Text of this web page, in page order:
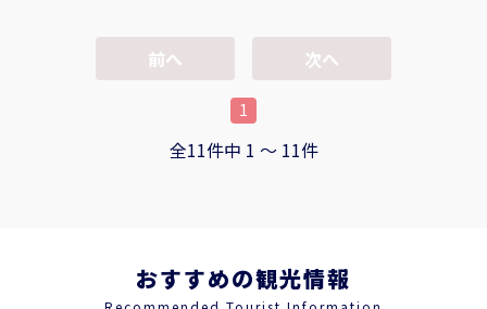
付け、染色、洗い 完成品はビニール袋で濡れた状態でお持ち帰
りいただき、ご自宅で干していただきます。 スタッフが丁寧に
チ-小サイズ（綿100％またはタオル地）：1,100円 ハンカチ-中
す）：1,650円 スカーフ：4,400円 エコバック：4,400円 巾着：
分、 汽車・タクシー：JR徳島線穴吹駅よりタクシーで9分 ◇駐
前へ 次へ
1
全11件中 1 〜 11件
おすすめの観光情報